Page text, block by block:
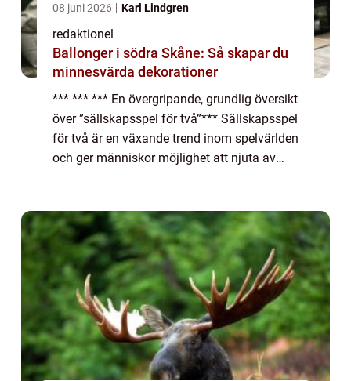
08 juni 2026 Karl Lindgren
redaktionel
Ballonger i södra Skåne: Så skapar du
minnesvärda dekorationer
*** *** *** En övergripande, grundlig översikt
över ”sällskapsspel för två”*** Sällskapsspel
för två är en växande trend inom spelvärlden
och ger människor möjlighet att njuta av